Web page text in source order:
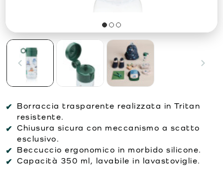
Borraccia trasparente realizzata in Tritan
resistente.
Chiusura sicura con meccanismo a scatto
esclusivo.
Beccuccio ergonomico in morbido silicone.
Capacità 350 ml, lavabile in lavastoviglie.